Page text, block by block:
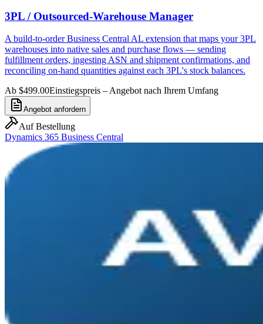
3PL / Outsourced-Warehouse Manager
A build-to-order Business Central AL extension that maps your 3PL
warehouses into native sales and purchase flows — sending
fulfillment orders, ingesting ASN and shipment confirmations, and
reconciling on-hand quantities against each 3PL's stock balances.
Ab $499.00Einstiegspreis – Angebot nach Ihrem Umfang
Angebot anfordern
Auf Bestellung
Dynamics 365 Business Central